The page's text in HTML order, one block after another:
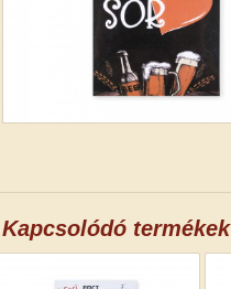
Kapcsolódó termékek